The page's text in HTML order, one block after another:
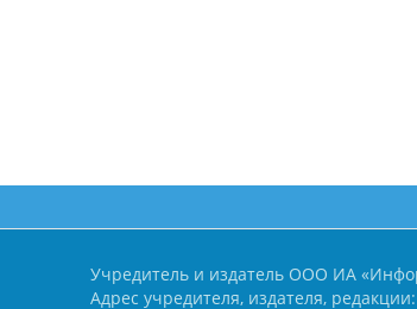
Учредитель и издатель ООО ИА
Адрес учредителя, издателя,